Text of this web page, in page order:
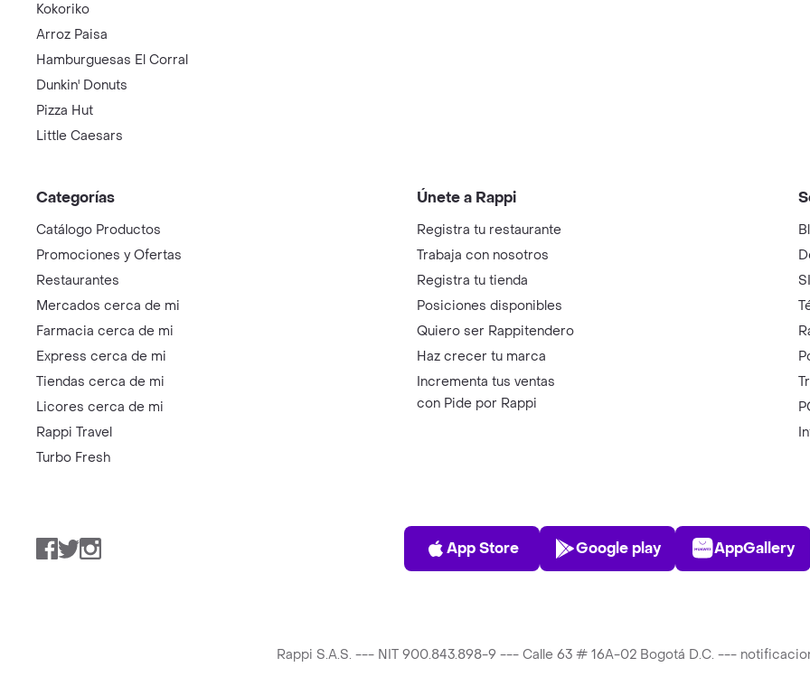
Kokoriko
Arroz Paisa
Hamburguesas El Corral
Dunkin' Donuts
Pizza Hut
Little Caesars
Categorías
Catálogo Productos
Promociones y Ofertas
Restaurantes
Mercados cerca de mi
Farmacia cerca de mi
Express cerca de mi
Tiendas cerca de mi
Licores cerca de mi
Rappi Travel
Turbo Fresh
Únete a Rappi
Registra tu restaurante
Trabaja con nosotros
Registra tu tienda
Posiciones disponibles
Quiero ser Rappitendero
Haz crecer tu marca
Incrementa tus ventas
con Pide por Rappi
Facebook
TwitterInstagram
App Store
App Store
Play Store
Google play AppGallery
Rappi S.A.S. --- NIT 900.843.898-9 --- Calle 63 # 16A-02 Bogotá D.C. ---